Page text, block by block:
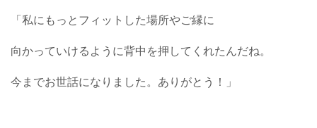
「私にもっとフィットした場所やご縁に
向かっていけるように背中を押してくれたんだね。
今までお世話になりました。ありがとう！」